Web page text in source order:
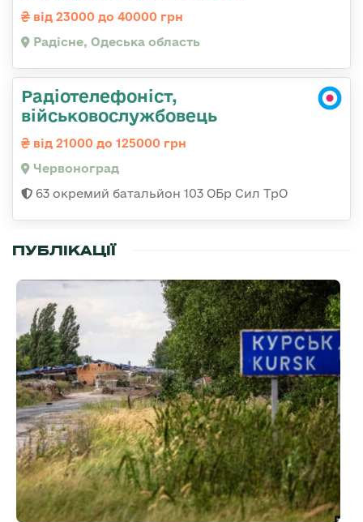
від 23000 до 40000 грн
Радісне, Одеська область
Радіотелефоніст,
військовослужбовець
від 21000 до 125000 грн
Червоноград
63 окремий батальйон 103 ОБр Сил ТрО
ПУБЛІКАЦІЇ